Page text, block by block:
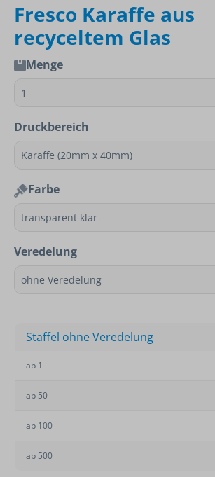
Fresco Karaffe aus
recyceltem Glas
Menge
Druckbereich
Farbe
Veredelung
Staffel ohne Veredelung
ab 1
ab 50
ab 100
ab 500